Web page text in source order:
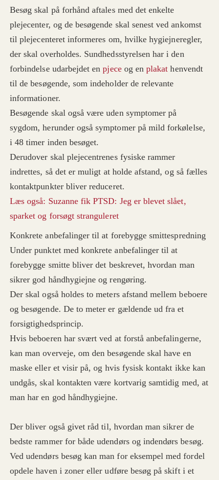
Besøg skal på forhånd aftales med det enkelte
plejecenter, og de besøgende skal senest ved ankomst
til plejecenteret informeres om, hvilke hygiejneregler,
der skal overholdes. Sundhedsstyrelsen har i den
forbindelse udarbejdet enpjece og enplakathenvendt
til de besøgende, som indeholder de relevante
informationer.
Besøgende skal også være uden symptomer på
sygdom, herunder også symptomer på mild forkølelse,
i 48 timer inden besøget.
Derudover skal plejecentrenes fysiske rammer
indrettes, så det er muligt at holde afstand, og så fælles
kontaktpunkter bliver reduceret.
Læs også: Suzanne fik PTSD: Jeg er blevet slået,
sparket og forsøgt stranguleret
Konkrete anbefalinger til at forebygge smittespredning
Under punktet med konkrete anbefalinger til at
forebygge smitte bliver det beskrevet, hvordan man
sikrer god håndhygiejne og rengøring.
Der skal også holdes to meters afstand mellem beboere
og besøgende. De to meter er gældende ud fra et
forsigtighedsprincip.
Hvis beboeren har svært ved at forstå anbefalingerne,
kan man overveje, om den besøgende skal have en
maske eller et visir på, og hvis fysisk kontakt ikke kan
undgås, skal kontakten være kortvarig samtidig med, at
man har en god håndhygiejne.
Der bliver også givet råd til, hvordan man sikrer de
bedste rammer for både udendørs og indendørs besøg.
Ved udendørs besøg kan man for eksempel med fordel
opdele haven i zoner eller udføre besøg på skift i et